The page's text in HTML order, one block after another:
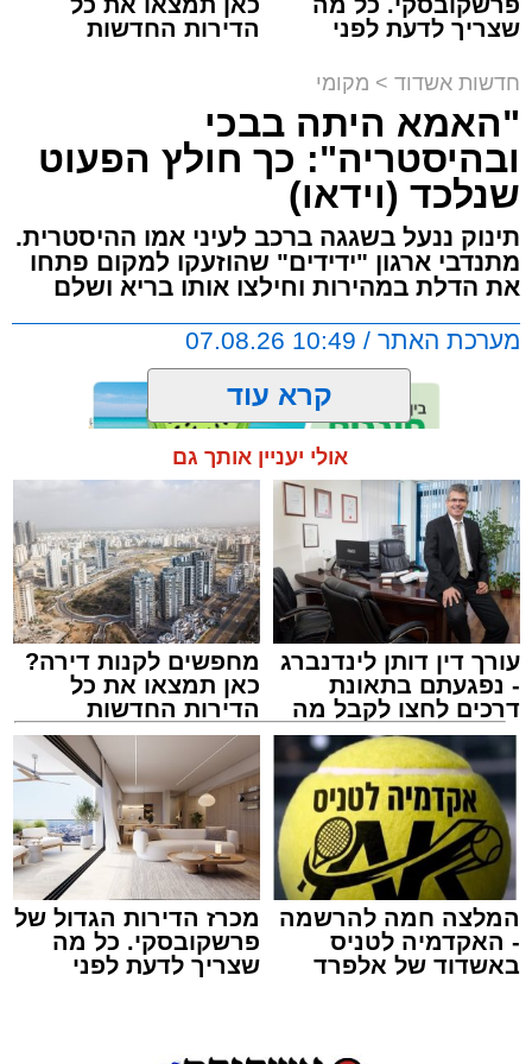
הנסיעה על אחד הנוסעים, איבד שליטה ובצעד
דרמטי ואלים ניפץ את שמשת האוטובוס.
המעשה האלים גרם להתרסקות זכוכיות ולרגעים
של אימה בתוך כלי הרכב. ילדים רבים ונוסעים
אחרים שהיו על האוטובוס לקו בטראומה, פרצו
בבכי היסטרי ונאלצו לחוות רגעים של חרדה
עמוקה בעיצומה של הנסיעה בכביש.
בעקבות פניות דחופות ודיווחים שהעבירו הנוסעים
המבוהלים למוקדי החירום, כוחות משטרה הוזעקו
לזירה ועצרו את האוטובוס בהמשך המסלול כדי
לטפל באירוע ולתחקר את המעורבים.
מעוניינים להגיב? לדווח ? צרו איתנו קשר במייל -
ASHDODS@ISNET.CO.IL
שצריך לדעת לפני
באשדוד
הדירות החדשות
חדשות אשדוד > מקומי
"האמא היתה בבכי
ובהיסטריה": כך חולץ הפעוט
שנלכד (וידאו)
תינוק ננעל בשגגה ברכב לעיני אמו ההיסטרית.
מתנדבי ארגון "ידידים" שהוזעקו למקום פתחו
את הדלת במהירות וחילצו אותו בריא ושלם
מערכת האתר / 10:49 07.08.26
תגים:אשדוד ידידים
אמש (חמישי) בסביבות השעה 21:49, התקבלה
קריאת חירום במוקד ארגון "ידידים" אודות תינוק
שננעל בשגגה ברכב לעיני אמו הדואגת, ברחוב
כ"ט בנובמבר באשקלון.
מישאל שי לוי, מוקדן ידידים שקיבל את השיחה,
הזניק מיד כוחות לסיוע. דניאל ברכה, מתנדב
יחידת האופנועים, יחד עם מאיר אבוקרט, מתנדב
קרא עוד
אולי יעניין אותך גם
עורך דין דותן לינדנברג
- נפגעתם בתאונת
דרכים לחצו לקבל מה
שמגיע לכם
מחפשים לקנות דירה?
כאן תמצאו את כל
הדירות החדשות
למכירה באשדוד >>>
המלצה חמה להרשמה
- האקדמיה לטניס
באשדוד של אלפרד
מכרז הדירות הגדול של
פרשקובסקי. כל מה
שצריך לדעת לפני